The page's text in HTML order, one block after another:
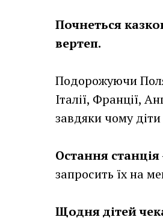
Почнеться
вертеп.
Подорожуючи
Італії, Франції,
завдяки чому діти
Остання
запросить їх на
Щодня дітей